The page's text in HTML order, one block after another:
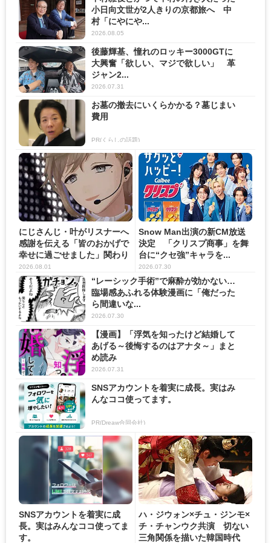
小日向文世が2人きりの京都旅へ 中
村「にやにや...
2026.08.05
後藤輝基、憧れのロッキー3000GTに
大興奮「欲しい、マジで欲しい」 革
ジャン2...
2026.07.31
お墓の撤去にいくらかかる？墓じまい
費用
PR(くらしの話題)
にじさんじ・叶がリスナーへ
感謝を伝える「皆のおかげで
幸せに過ごせました」関わり
の...
2026.08.01
Snow Man出演の新CM放送
決定 「クリスプ商事」を舞
台に“クセ強”キャラを...
2026.07.30
“レーシック手術”で麻酔が効かない…
臨場感あふれる体験漫画に「俺だった
ら間違いな...
2026.07.30
【漫画】「浮気を知ったけど結婚して
あげる～後悔するのはアナタ～」まと
め読み
2026.07.31
SNSアカウントを着実に成長。実はみ
んなココ使ってます。
PR(Dreaw合同会社)
SNSアカウントを着実に成
長。実はみんなココ使ってま
す。
ハ・ジウォン×チュ・ジンモ×
チ・チャンウク共演 切ない
三角関係を描いた韓国時代